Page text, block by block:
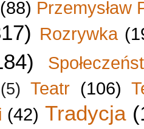
(88) Przemysław
Rozrywka
(5) Teatr (106)
(42) Tradycja